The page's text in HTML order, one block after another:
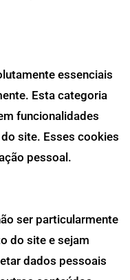
essenciais
Esta categoria
funcionalidades
site. Esses cookies
pessoal.
ser particularmente
do site e sejam
dados pessoais